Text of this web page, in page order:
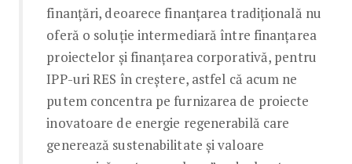
finanțări, deoarece finanțarea tradițională nu
oferă o soluție intermediară între finanțarea
proiectelor și finanțarea corporativă, pentru
IPP-uri RES în creștere, astfel că acum ne
putem concentra pe furnizarea de proiecte
inovatoare de energie regenerabilă care
generează sustenabilitate și valoare